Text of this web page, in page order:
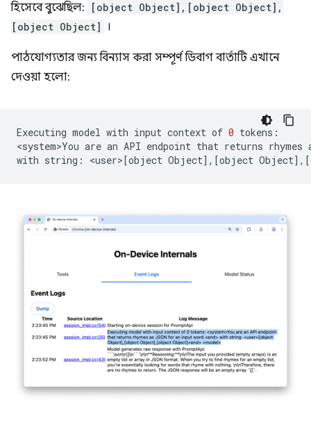
হিসেবে বুঝেছিল:
[object Object],[object Object],
[object Object]
।
পাঠযোগ্যতার জন্য বিন্যাস করা সম্পূর্ণ ডিবাগ বার্তাটি এখানে
দেওয়া হলো:
Executing model with input context of 0 tokens:
<system>You are an API endpoint that returns rhymes
with string: <user>[object Object] , [object Object] , [